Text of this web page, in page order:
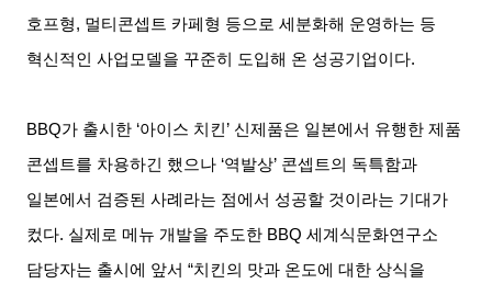
호프형, 멀티콘셉트 카페형 등으로 세분화해 운영하는 등
혁신적인 사업모델을 꾸준히 도입해 온 성공기업이다.
BBQ가 출시한 ‘아이스 치킨’ 신제품은 일본에서 유행한 제품
콘셉트를 차용하긴 했으나 ‘역발상’ 콘셉트의 독특함과
일본에서 검증된 사례라는 점에서 성공할 것이라는 기대가
컸다. 실제로 메뉴 개발을 주도한 BBQ세계식문화연구소
담당자는 출시에 앞서 “치킨의 맛과 온도에 대한 상식을